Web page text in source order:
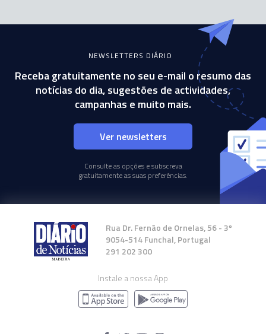
NEWSLETTERS DIÁRIO
Receba gratuitamente no seu e-mail o resumo das
notícias do dia, sugestões de actividades,
campanhas e muito mais.
Ver newsletters
Consulte as opções e subscreva
gratuitamente as suas preferências.
Rua Dr. Fernão de Ornelas, 56 - 3º
9054-514 Funchal, Portugal
291 202 300
Instale a nossa App